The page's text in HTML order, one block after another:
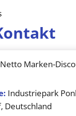
Netto Marken-
Industriepark
Deutschland